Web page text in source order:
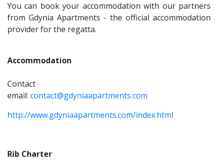
You can book your accommodation with our partners
from Gdynia Apartments - the official accommodation
provider for the regatta.
Accommodation
Contact
email: contact@gdyniaapartments.com
http://www.gdyniaapartments.com/index.html
Rib Charter